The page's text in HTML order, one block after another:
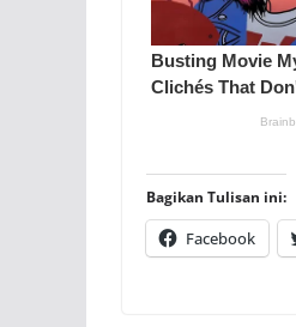
Bagikan Tulisan ini:
Facebook